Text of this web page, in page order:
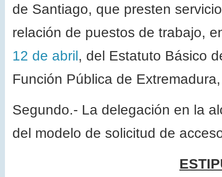
de Santiago, que presten
relación de puestos de trabajo,
12 de abril, del Estatuto Básico
Función Pública de Extremadura,
Segundo.- La delegación en la
del modelo de solicitud de